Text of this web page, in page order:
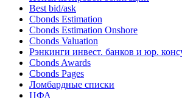
Поиск облигаций & Карты рынка
Поиск облигаций (ИИ)
Ближайшие размещения (Россия)
Поиск котировок облигаций
Best bid/ask
Cbonds Estimation
Cbonds Estimation Onshore
Cbonds Valuation
Рэнкинги инвест. банков и юр.